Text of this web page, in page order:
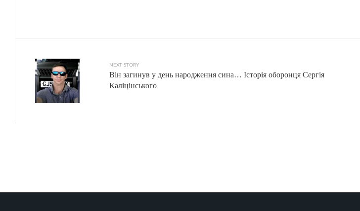
NEXT STORY
Він загинув у день народження сина… Історія оборонця Сергія
Каліцінського